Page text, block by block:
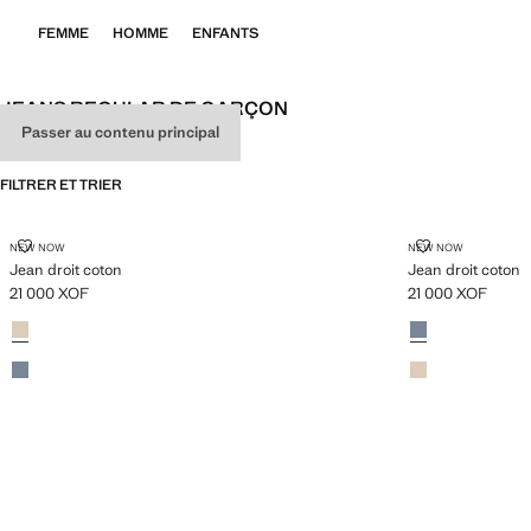
Passer au contenu principal
FEMME HOMME ENFANTS
JEANS REGULAR DE GARÇON
VOIR TOUT
FILTRER ET TRIER
NEW NOW
Jean droit coton
JEAN DROIT COTON
Prix actuel [21 000 XOF ]
21 000 XOF
Couleurs
Sable
Bleu
NEW NOW
Jean droit coton
JEAN DROIT
Prix actuel [21 000
21 000 XOF
Couleurs
Bleu
Sable